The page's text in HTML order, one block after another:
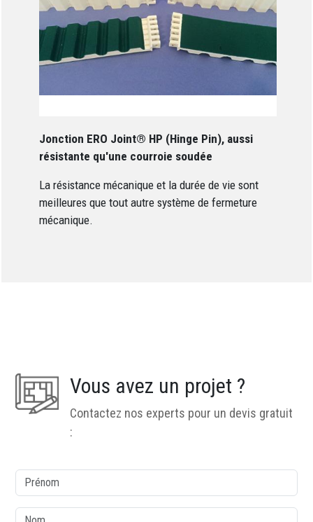
Jonction ERO Joint® HP (Hinge Pin), aussi
résistante qu'une courroie soudée
La résistance mécanique et la durée de vie sont
meilleures que tout autre système de fermeture
mécanique.
Vous avez un projet ?
Contactez nos experts pour un devis gratuit
:
colonne1
Prénom
Nom